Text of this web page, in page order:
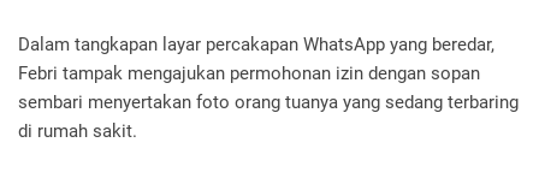
Dalam tangkapan layar percakapan WhatsApp yang beredar,
Febri tampak mengajukan permohonan izin dengan sopan
sembari menyertakan foto orang tuanya yang sedang terbaring
di rumah sakit.